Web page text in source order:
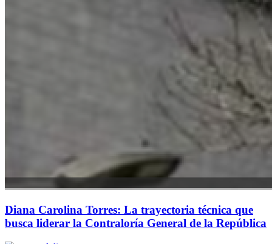
Diana Carolina Torres: La trayectoria técnica que
busca liderar la Contraloría General de la República